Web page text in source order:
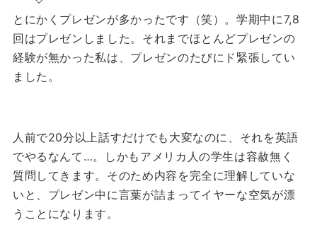
とにかくプレゼンが多かったです（笑）。学期中に7,8
回はプレゼンしました。 それまでほとんどプレゼンの
経験が無かった私は、プレゼンのたびにド緊張してい
ました。
人前で20分以上話すだけでも大変なのに、それを英語
でやるなんて…。
しかもアメリカ人の学生は容赦無く
質問してきます。 そのため内容を完全に理解していな
いと、プレゼン中に言葉が詰まってイヤーな空気が漂
うことになります。